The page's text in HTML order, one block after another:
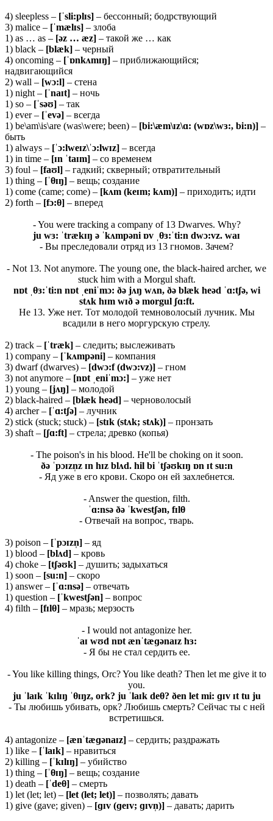
4) sleepless – [ˈsli:plɪs] – бессонный; бодрствующий
3) malice – [ˈmælɪs] – злоба
1) as … as – [əz … æz] – такой же … как
1) black – [blæk] – черный
4) oncoming – [ˈɒnkʌmɪŋ] – приближающийся;
надвигающийся
2) wall – [wɔ:l] – стена
1) night – [ˈnaɪt] – ночь
1) so – [ˈsəʊ] – так
1) ever – [ˈevə] – всегда
1) be\am\is\are (was\were; been) – [bi:\æm\ɪz\ɑ: (wɒz\wɜ:, bi:n)] –
быть
1) always – [ˈɔ:lweɪz\ˈɔ:lwɪz] – всегда
1) in time – [ɪn ˈtaɪm] – со временем
3) foul – [faʊl] – гадкий; скверный; отвратительный
1) thing – [ˈθɪŋ] – вещь; создание
1) come (came; come) – [kʌm (keɪm; kʌm)] – приходить; идти
2) forth – [fɔ:θ] – вперед
- You were tracking a company of 13 Dwarves. Why?
ju wɜ: ˈtrækɪŋ ə ˈkʌmpəni ɒv ˌ θɜ:ˈti:n dwɔ:vz. waɪ
- Вы преследовали отряд из 13 гномов. Зачем?
- Not 13. Not anymore. The young one, the black-haired archer, we
stuck him with a Morgul shaft.
nɒt ˌθɜ:ˈti:n nɒt ˌeniˈmɔ: ðə jʌŋ wʌn, ðə blæk heəd ˈɑ:tʃə, wi
stʌk hɪm wɪð ə morgul ʃɑ:ft.
Не 13. Уже нет. Тот молодой темноволосый лучник. Мы
всадили в него моргурскую стрелу.
2) track – [ˈtræk] – следить; выслеживать
1) company – [ˈkʌmpəni] – компания
3) dwarf (dwarves) – [dwɔ:f (dwɔ:vz)] – гном
3) not anymore – [nɒt ˌeniˈmɔ:] – уже нет
1) young – [jʌŋ] – молодой
2) black-haired – [blæk heəd] – черноволосый
4) archer – [ˈɑ:tʃə] – лучник
2) stick (stuck; stuck) – [stɪk (stʌk; stʌk)] – пронзать
3) shaft – [ʃɑ:ft] – стрела; древко (копья)
- The poison's in his blood. He'll be choking on it soon.
ðə ˈpɔɪzn̩z ɪn hɪz blʌd. hil bi ˈtʃəʊkɪŋ ɒn ɪt su:n
- Яд уже в его крови. Скоро он ей захлебнется.
- Answer the question, filth.
ˈɑ:nsə ðə ˈkwestʃən, fɪlθ
- Отвечай на вопрос, тварь.
3) poison – [ˈpɔɪzn̩] – яд
1) blood – [blʌd] – кровь
4) choke – [tʃəʊk] – душить; задыхаться
1) soon – [su:n] – скоро
1) answer – [ˈɑ:nsə] – отвечать
1) question – [ˈkwestʃən] – вопрос
4) filth – [fɪlθ] – мразь; мерзость
- I would not antagonize her.
ˈaɪ wʊd nɒt ænˈtæɡənaɪz hɜ:
- Я бы не стал сердить ее.
- You like killing things, Orc? You like death? Then let me give it to
you.
ju ˈlaɪk ˈkɪlɪŋ ˈθɪŋz, ork? ju ˈlaɪk deθ? ðen let mi: ɡɪv ɪt tu ju
- Ты любишь убивать, орк? Любишь смерть? Сейчас ты с ней
встретишься.
4) antagonize – [ænˈtæɡənaɪz] – сердить; раздражать
1) like – [ˈlaɪk] – нравиться
2) killing – [ˈkɪlɪŋ] – убийство
1) thing – [ˈθɪŋ] – вещь; создание
1) death – [ˈdeθ] – смерть
1) let (let; let) – [let (let; let)] – позволять; давать
1) give (gave; given) – [ɡɪv (ɡeɪv; ɡɪvn̩)] – давать; дарить